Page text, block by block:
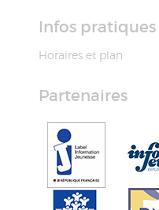
Infos pratiques
Horaires et plan
Partenaires